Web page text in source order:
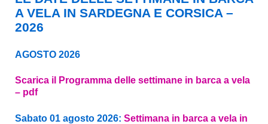
A VELA IN SARDEGNA E CORSICA –
2026
AGOSTO 2026
Scarica il Programma delle settimane in barca a vela
– pdf
Sabato 01 agosto 2026: Settimana in barca a vela in